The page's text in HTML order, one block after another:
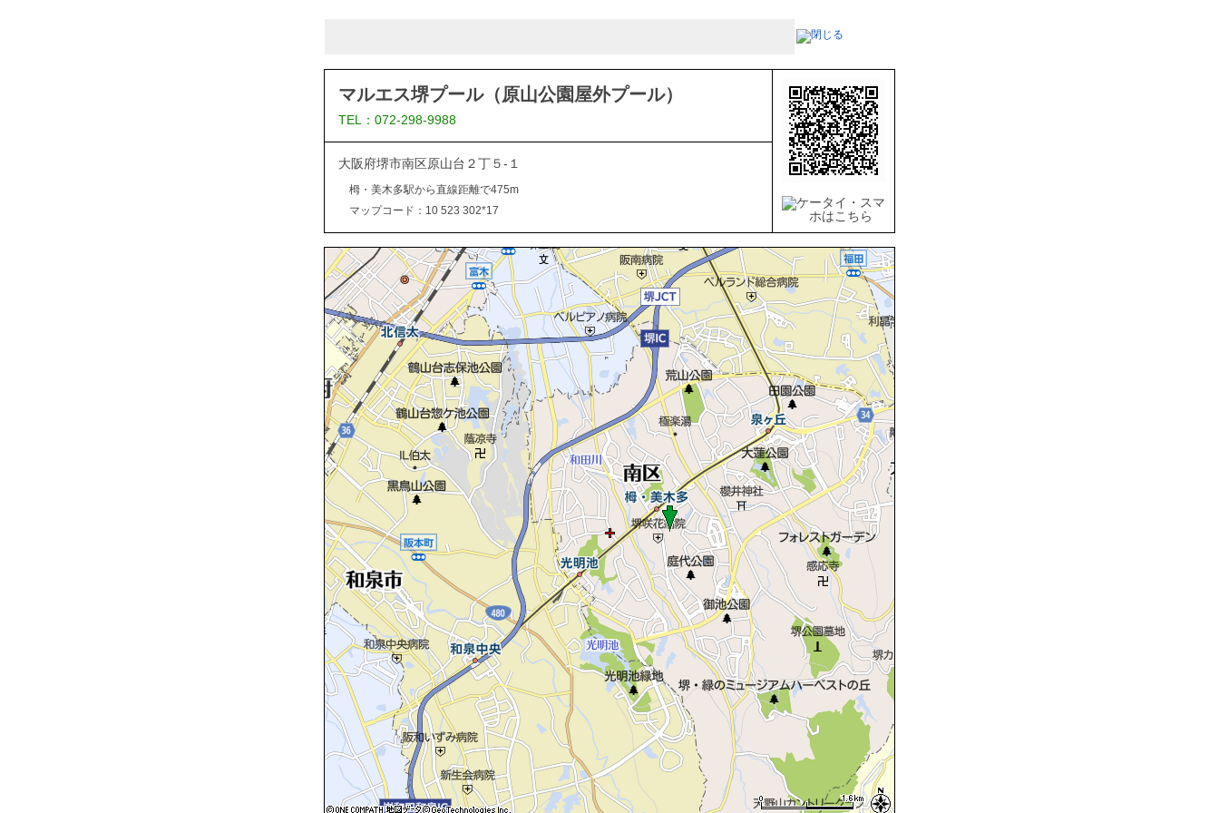
マルエス堺プール（原山公園屋外プール）
TEL：072-298-9988
大阪府堺市南区原山台２丁５-１
栂・美木多駅から直線距離で475m
マップコード：10 523 302*17